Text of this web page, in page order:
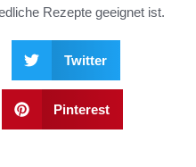
Rezepte geeignet ist.
Twitter
Pinterest